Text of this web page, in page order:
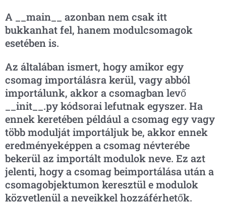
A __main__ azonban nem csak itt
bukkanhat fel, hanem modulcsomagok
esetében is.
Az általában ismert, hogy amikor egy
csomag importálásra kerül, vagy abból
importálunk, akkor a csomagban levő
__init__.py kódsorai lefutnak egyszer. Ha
ennek keretében például a csomag egy vagy
több modulját importáljuk be, akkor ennek
eredményeképpen a csomag névterébe
bekerül az importált modulok neve. Ez azt
jelenti, hogy a csomag beimportálása után a
csomagobjektumon keresztül e modulok
közvetlenül a neveikkel hozzáférhetők.